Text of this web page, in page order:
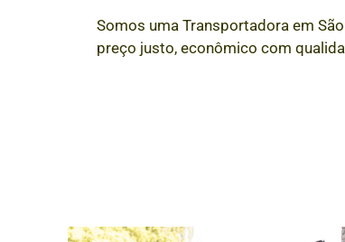
Somos uma Transportadora em
preço justo, econômico com